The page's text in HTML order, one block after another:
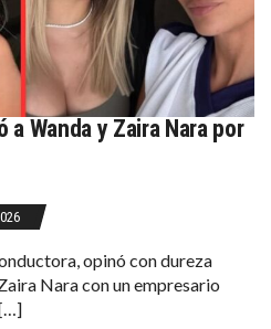
a Wanda y Zaira Nara por
opinó con dureza
Nara con un empresario